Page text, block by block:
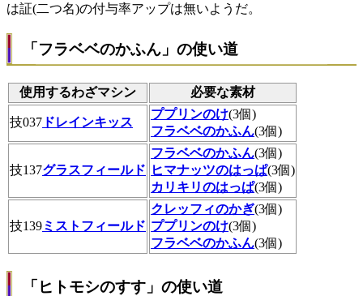
は証(二つ名)の付与率アップは無いようだ。
「フラベベのかふん」の使い道
使用するわざマシン 必要な素材
技037 ドレインキッス
ププリンのけ(3個)
フラベベのかふん(3個)
技137グラスフィールド
フラベベのかふん(3個)
ヒマナッツのはっぱ(3個)
カリキリのはっぱ(3個)
技139ミストフィールド
クレッフィのかぎ(3個)
ププリンのけ(3個)
フラベベのかふん(3個)
「ヒトモシのすす」の使い道